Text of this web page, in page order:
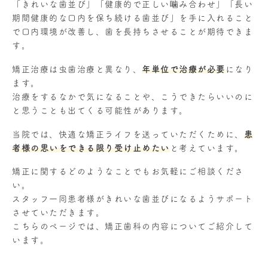
「きれいな歯並び」「健康的で正しい噛み合わせ」「長い
期間健康的な口内を保ち続ける歯並び」を手に入れること
で口内環境が改善し、歯を長持ちさせることが期待できま
す。
矯正治療は虫歯治療と異なり、 年単位で治療が必要になり
ます。
治療をするなかで気になることや、こうできたらいいのに
と思うことも出てくる可能性があります。
当院では、快適な矯正ライフを送っていただくために、 患
者様の思いをできる限り受け止めたいと考えています。
矯正に関するどのようなことでもお気軽にご相談くださ
い。
スタッフ一同患者様がきれいな歯並びになるようサポート
させていただきます。
こちらのページでは、矯正歯科の内容についてご紹介して
います。